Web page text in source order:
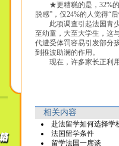
★更糟糕的是，32%的
脱感”，仅24%的人觉得“
此项调查引起法国青少
至幼童，大至大学生，这
代遭受体罚容易引发部分
到推波助澜的作用。
现在，许多家长正利用
相关内容
赴法留学如何选择学
法国留学条件
留学法国一席谈